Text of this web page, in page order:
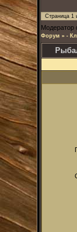
Страница 1
Модератор
Форум » -